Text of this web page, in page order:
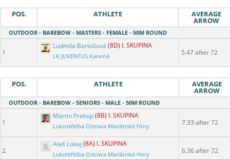
POS. ATHLETE AVERAGE
ARROW
OUTDOOR - BAREBOW - MASTERS - FEMALE - 50M ROUND
1
Ludmila Bartošová (8D) I. SKUPINA
LK JUVENTUS Karviná 5.47 after 72
POS. ATHLETE AVERAGE
ARROW
OUTDOOR - BAREBOW - SENIORS - MALE - 50M ROUND
1
Martin Prekop(8B) I. SKUPINA
Lukostřelba Ostrava Mariánské Hory 7.33 after 72
2
Aleš Lokaj (8A) I. SKUPINA
Lukostřelba Ostrava Mariánské Hory 6.36 after 72